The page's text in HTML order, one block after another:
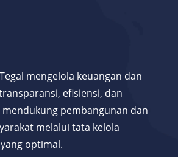
mengelola keuangan dan
efisiensi, dan
pembangunan dan
melalui tata kelola
optimal.